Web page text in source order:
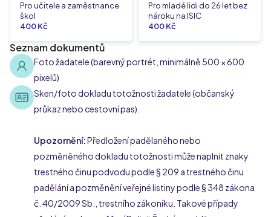
Pro učitele a zaměstnance
škol
400 Kč
Pro mladé lidi do 26 let bez
nároku na ISIC
400 Kč
Seznam dokumentů
Foto žadatele (barevný portrét, minimálně 500 × 600
pixelů)
Sken/foto dokladu totožnosti žadatele (občanský
průkaz nebo cestovní pas).
Upozornění:Předložení padělaného nebo
pozměněného dokladu totožnosti může naplnit znaky
trestného činu podvodu podle § 209 a trestného činu
padělání a pozměnění veřejné listiny podle § 348 zákona
č. 40/2009 Sb., trestního zákoníku. Takové případy